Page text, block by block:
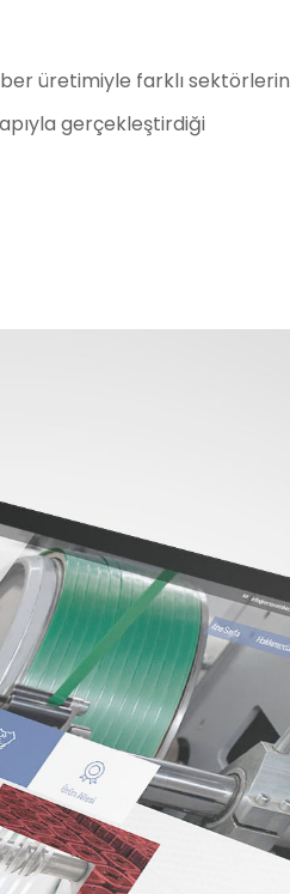
üretimiyle farklı sektörlerin
gerçekleştirdiği